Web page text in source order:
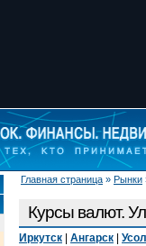
Главная страница » Рынки
Курсы валют.
Иркутск Ангарск